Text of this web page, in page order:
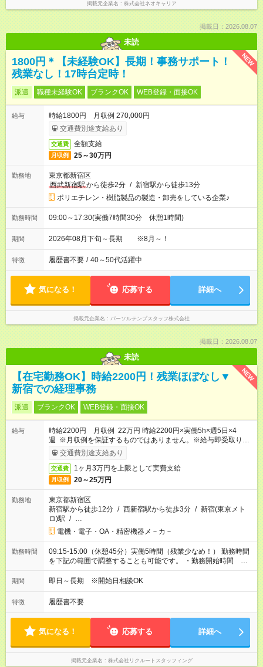
掲載元企業名 株式会社ネオキャリア
掲載日：2026.08.07
未読
NEW
1800円＊【未経験OK】長期！事務サポート！
残業なし！17時台定時！
派遣 職種未経験OK ブランクOK WEB登録・面接OK
給与
時給1800円 月収例 270,000円
交通費別途支給あり
交通費 全額支給
月収例 25～30万円
勤務地
東京都新宿区
西武新宿駅から徒歩2分 / 新宿駅から徒歩13分
ポリエチレン・樹脂製品の製造・卸売をしている企業♪
勤務時間 09:00～17:30(実働7時間30分 休憩1時間)
期間 2026年08月下旬～長期 ※8月～！
特徴 履歴書不要 / 40～50代活躍中
気になる！ 応募する 詳細へ
掲載元企業名 パーソルテンプスタッフ株式会社
掲載日：2026.08.07
未読
NEW
【在宅勤務OK】時給2200円！残業ほぼなし▼
新宿での経理事務
派遣 ブランクOK WEB登録・面接OK
給与
時給2200円 月収例 22万円 時給2200円×実働5h×週5日×4
週 ※月収例を保証するものではありません。※給与即受取りサ
ービス利用可（利用条件有）
交通費別途支給あり
交通費 1ヶ月3万円を上限として実費支給
月収例 20～25万円
勤務地
東京都新宿区
新宿駅から徒歩12分 / 西新宿駅から徒歩3分 / 新宿(東京メト
ロ)駅 / …
電機・電子・OA・精密機器メ－カ－
勤務時間
09:15-15:00（休憩45分）実働5時間（残業少なめ！） 勤務時間
を下記の範囲で調整することも可能です。 ・勤務開始時間
09:00～12:00 ・勤務終了時間 13:00～17:45 ・実働 04:00～
07:00
期間 即日～長期 ※開始日相談OK
特徴 履歴書不要
気になる！ 応募する 詳細へ
掲載元企業名 株式会社リクルートスタッフィング